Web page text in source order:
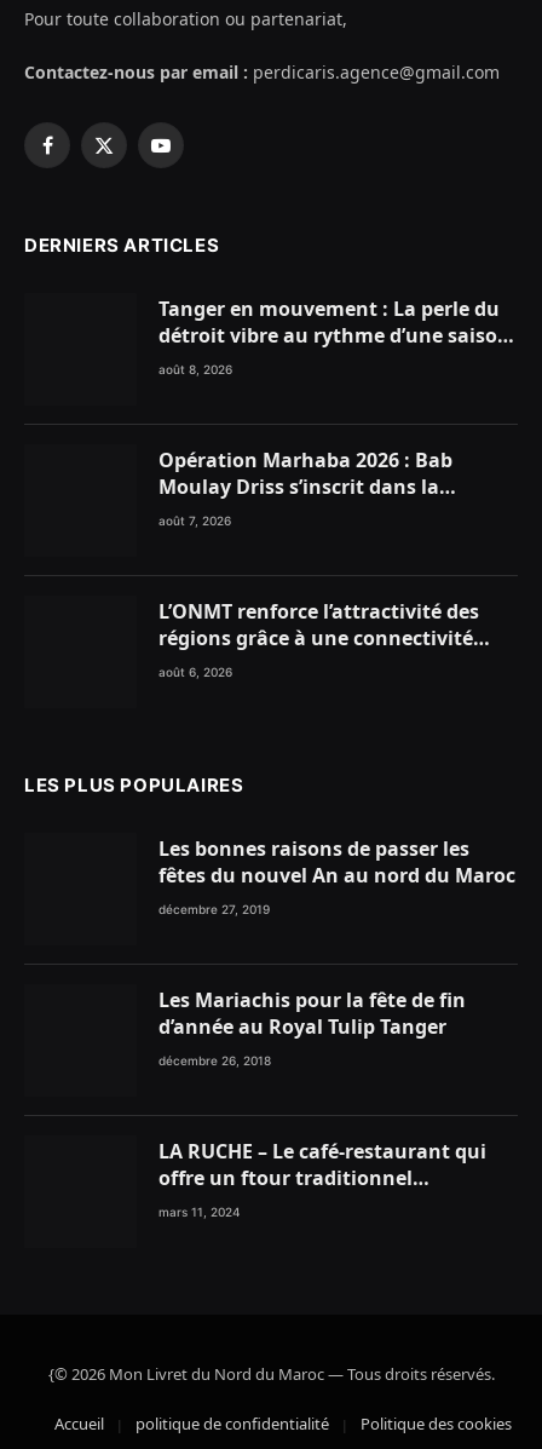
Pour toute collaboration ou partenariat,
Contactez-nous par email : perdicaris.agence@gmail.com
Facebook
X
YouTube
DERNIERS ARTICLES
Tanger en mouvement : La perle du
détroit vibre au rythme d’une saison
estivale record !
août 8, 2026
Opération Marhaba 2026 : Bab
Moulay Driss s’inscrit dans la
dynamique nationale en faveur des
août 7, 2026
L’ONMT renforce l’attractivité des
régions grâce à une connectivité
aérienne historique de Ryanair
août 6, 2026
LES PLUS POPULAIRES
Les bonnes raisons de passer les
fêtes du nouvel An au nord du Maroc
décembre 27, 2019
Les Mariachis pour la fête de fin
d’année au Royal Tulip Tanger
décembre 26, 2018
LA RUCHE – Le café-restaurant qui
offre un ftour traditionnel
gourmand
mars 11, 2024
{© 2026 Mon Livret du Nord du Maroc — Tous droits réservés.
Accueil politique de confidentialité Politique des cookies